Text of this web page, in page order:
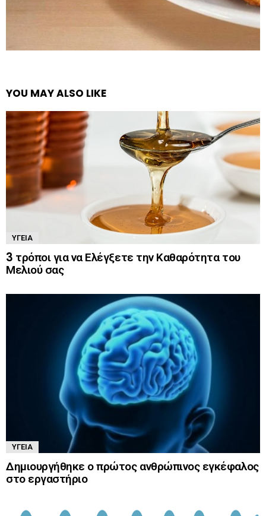
YOU MAY ALSO LIKE
ΥΓΕΊΑ
3 τρόποι για να Ελέγξετε την Καθαρότητα του
Μελιού σας
ΥΓΕΊΑ
Δημιουργήθηκε ο πρώτος ανθρώπινος εγκέφαλος
στο εργαστήριο